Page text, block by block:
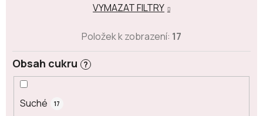
Obsah cukru ?
Suché 17
VYMAZAT FILTRY
Položek k zobrazení: 17